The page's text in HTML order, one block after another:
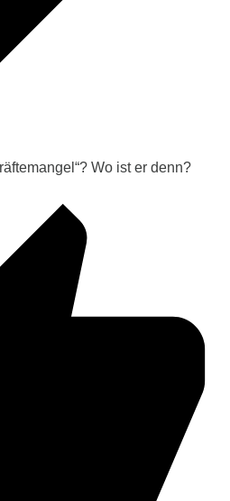
Wo ist er denn?